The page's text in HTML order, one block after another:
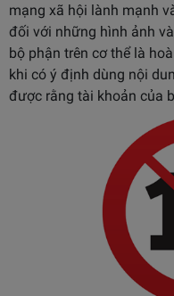
mạng xã hội lành mạnh
đối với những hình ảnh
bộ phận trên cơ thể là
khi có ý định dùng nội
được rằng tài khoản của